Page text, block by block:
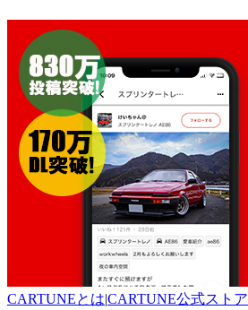
CARTUNEとは|CARTUNE公式ストア